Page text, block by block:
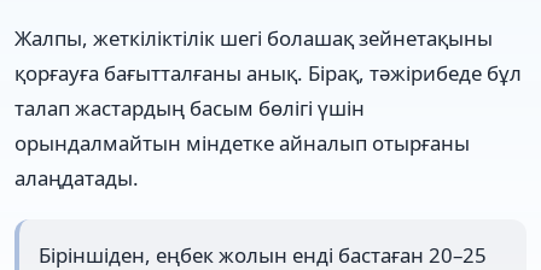
Жалпы, жеткіліктілік шегі болашақ зейнетақыны
қорғауға бағытталғаны анық. Бірақ, тәжірибеде бұл
талап жастардың басым бөлігі үшін
орындалмайтын міндетке айналып отырғаны
алаңдатады.
Біріншіден, еңбек жолын енді бастаған 20–25